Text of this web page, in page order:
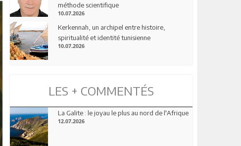
méthode scientifique
10.07.2026
Kerkennah, un archipel entre histoire,
spiritualité et identité tunisienne
10.07.2026
LES + COMMENTÉS
La Galite : le joyau le plus au nord de l'Afrique
12.07.2026